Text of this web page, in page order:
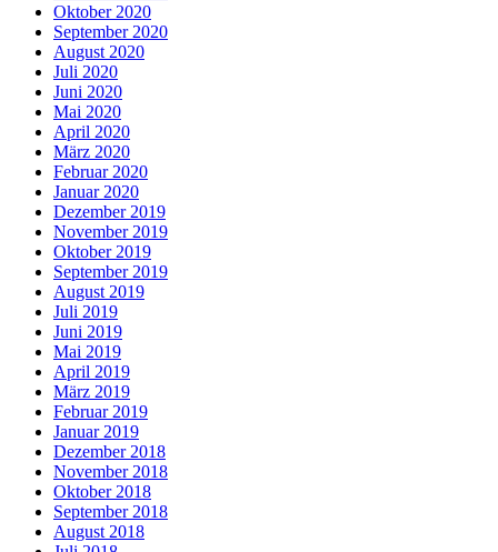
Oktober 2020
September 2020
August 2020
Juli 2020
Juni 2020
Mai 2020
April 2020
März 2020
Februar 2020
Januar 2020
Dezember 2019
November 2019
Oktober 2019
September 2019
August 2019
Juli 2019
Juni 2019
Mai 2019
April 2019
März 2019
Februar 2019
Januar 2019
Dezember 2018
November 2018
Oktober 2018
September 2018
August 2018